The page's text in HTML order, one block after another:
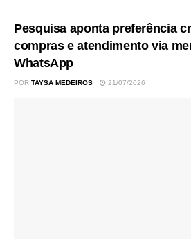
Pesquisa aponta preferência
compras e atendimento via
WhatsApp
POR TAYSA MEDEIROS 21/07/2026